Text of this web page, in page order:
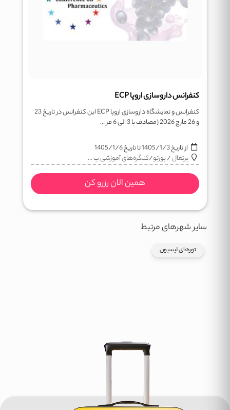
کنفرانس داروسازی اروپا ECP
کنفرانس و نمایشگاه داروسازی اروپا ECP این کنفرانس در تاریخ 23
و 26 مارچ 2026 (مصادف با 3 الی 6 فر ...
از تاریخ1405/1/3تا تاریخ1405/1/6
پرتغال/پورتو/کنگره‌های آموزشی پ ...
همین الان رزرو کن
سایر شهرهای مرتبط
تورهای لیسبون